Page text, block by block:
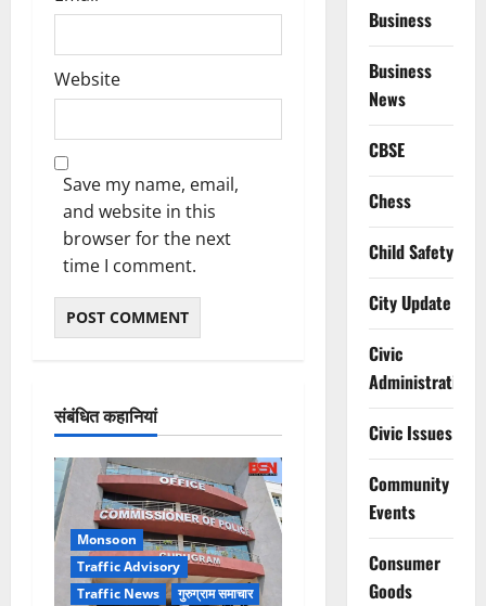
Website
Save my name, email,
and website in this
browser for the next
time I comment.
संबंधित कहानियां
Monsoon
Traffic Advisory
Traffic News
गुरुग्राम समाचार
Business
Business
News
CBSE
Chess
Child Safety
City Update
Civic
Administration
Civic Issues
Community
Events
Consumer
Goods